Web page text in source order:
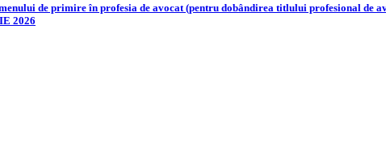
de primire în profesia de avocat (pentru dobândirea titlului profesional de
2026